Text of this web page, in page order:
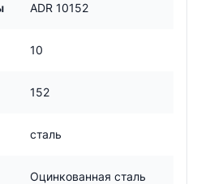
ADR 10152
10
152
сталь
Оцинкованная сталь